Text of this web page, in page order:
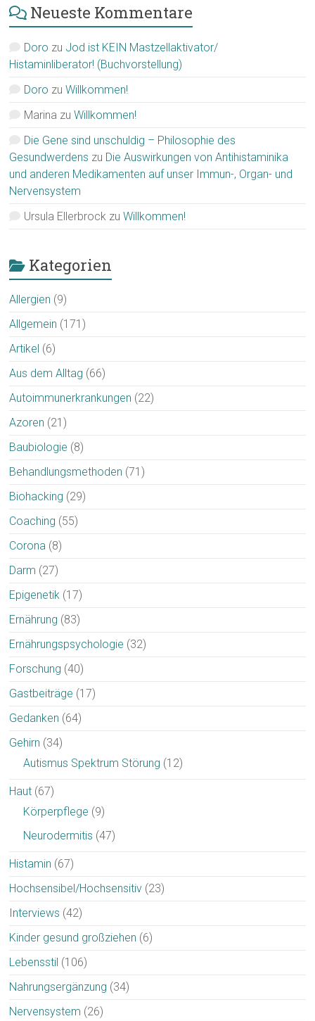
Neueste Kommentare
Doro zu Jod ist KEIN Mastzellaktivator/
Histaminliberator! (Buchvorstellung)
Doro zuWillkommen!
Marina zuWillkommen!
Die Gene sind unschuldig – Philosophie des
Gesundwerdens zu Die Auswirkungen von Antihistaminika
und anderen Medikamenten auf unser Immun-, Organ- und
Nervensystem
Ursula Ellerbrock zuWillkommen!
Kategorien
Allergien (9)
Allgemein (171)
Artikel (6)
Aus dem Alltag (66)
Autoimmunerkrankungen (22)
Azoren (21)
Baubiologie (8)
Behandlungsmethoden (71)
Biohacking (29)
Coaching (55)
Corona (8)
Darm (27)
Epigenetik (17)
Ernährung (83)
Ernährungspsychologie (32)
Forschung (40)
Gastbeiträge (17)
Gedanken (64)
Gehirn (34)
Autismus Spektrum Störung (12)
Haut (67)
Körperpflege (9)
Neurodermitis (47)
Histamin (67)
Hochsensibel/Hochsensitiv (23)
Interviews (42)
Kinder gesund großziehen (6)
Lebensstil (106)
Nahrungsergänzung (34)
Nervensystem (26)